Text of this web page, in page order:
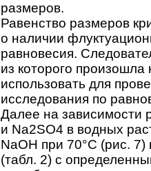
размеров.
Равенство размеров
о наличии
равновесия.
из которого
использовать для
исследования по
Далее на зависимости
и Na2SO4 в водных
NaOH при 70°С (рис.
(табл. 2) с